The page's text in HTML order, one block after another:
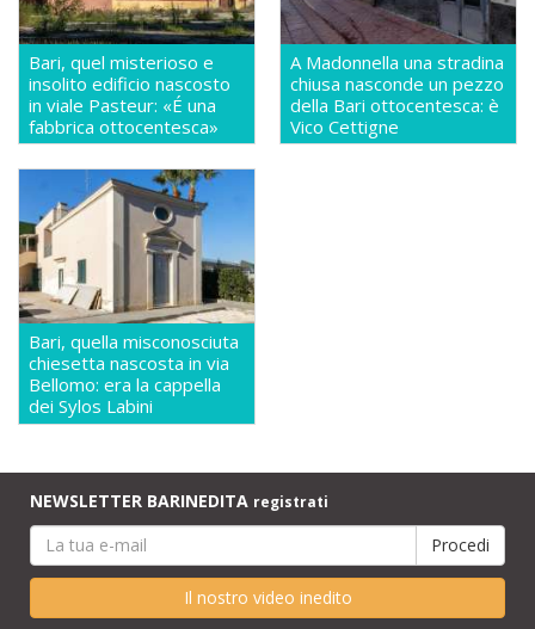
Bari, quel misterioso e
insolito edificio nascosto
in viale Pasteur: «É una
fabbrica ottocentesca»
A Madonnella una stradina
chiusa nasconde un pezzo
della Bari ottocentesca: è
Vico Cettigne
Bari, quella misconosciuta
chiesetta nascosta in via
Bellomo: era la cappella
dei Sylos Labini
NEWSLETTER BARINEDITA registrati
Il nostro video inedito